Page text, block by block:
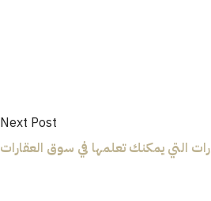
Next Post
التي يمكنك تعلمها في سوق العقارات